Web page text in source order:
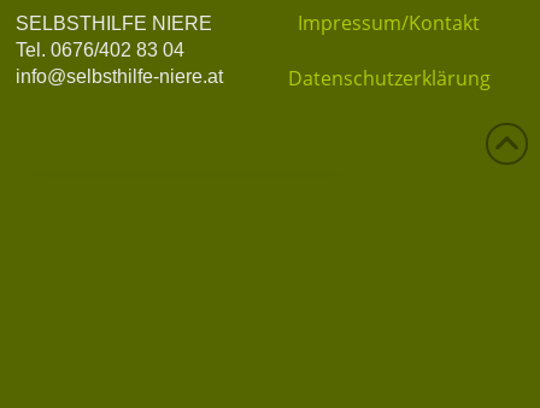
SELBSTHILFE NIERE
Tel. 0676/402 83 04
info@selbsthilfe-niere.at
Impressum/Kontakt
Datenschutzerklärung